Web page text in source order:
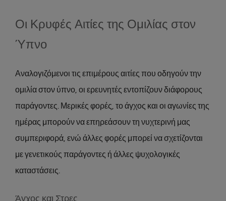
Οι Κρυφές Αιτίες της Ομιλίας στον
Ύπνο
Αναλογιζόμενοι τις επιμέρους αιτίες που οδηγούν την
ομιλία στον ύπνο, οι ερευνητές εντοπίζουν διάφορους
παράγοντες. Μερικές φορές, το άγχος και οι αγωνίες της
ημέρας μπορούν να επηρεάσουν τη νυχτερινή μας
συμπεριφορά, ενώ άλλες φορές μπορεί να σχετίζονται
με γενετικούς παράγοντες ή άλλες ψυχολογικές
καταστάσεις.
Άγχος και Στρες